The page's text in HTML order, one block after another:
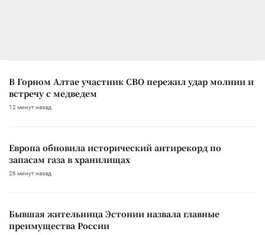
В Горном Алтае участник СВО пережил удар молнии и
встречу с медведем
12 минут назад
Европа обновила исторический антирекорд по
запасам газа в хранилищах
26 минут назад
Бывшая жительница Эстонии назвала главные
преимущества России